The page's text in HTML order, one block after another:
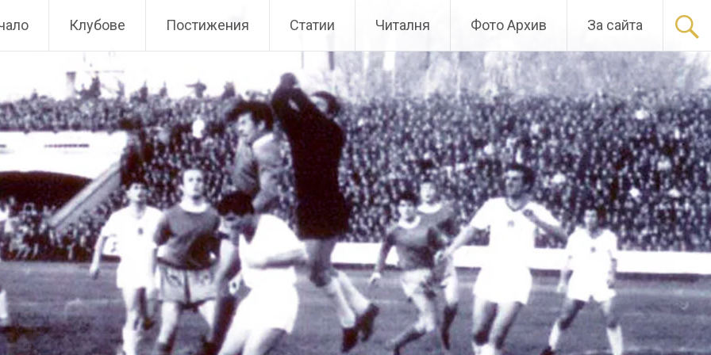
Клубове Постижения Статии Читалня Фото Архив За сайта